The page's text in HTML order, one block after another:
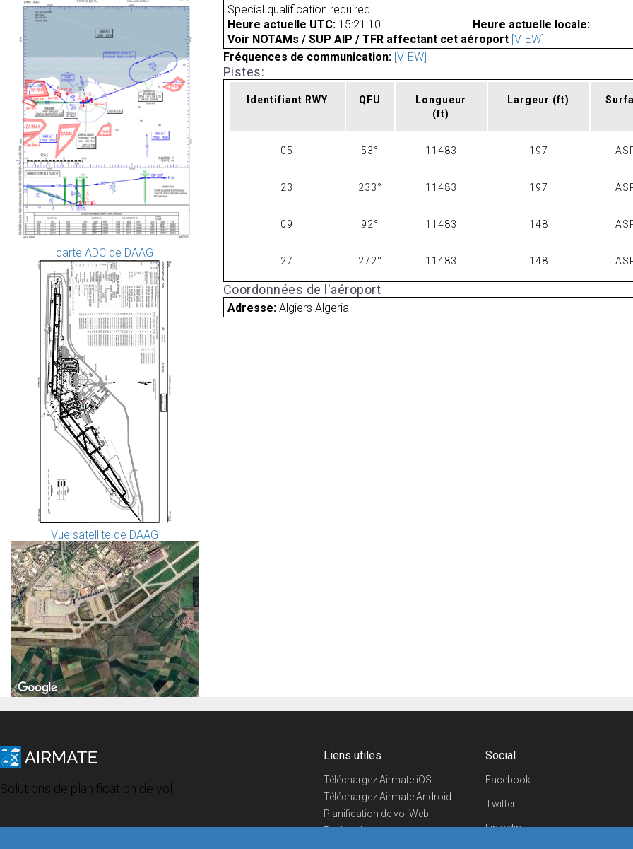
carte ADC de DAAG
Vue satellite de DAAG
Special qualification required
Heure actuelle UTC: 15:21:10
Heure actuelle locale:
Voir NOTAMs / SUP AIP / TFR affectant cet aéroport [VIEW]
Fréquences de communication: [VIEW]
Pistes:
Identifiant RWY QFU
Longueur
(ft)
Largeur (ft)
05 53° 11483 197
23 233° 11483 197
09 92° 11483 148
27 272° 11483 148
Coordonnées de l'aéroport
Adresse:Algiers Algeria
Solutions de planification de vol
Liens utiles
Téléchargez Airmate iOS
Téléchargez Airmate Android
Planification de vol Web
Recherche
Social
Facebook
Twitter
Linkedin